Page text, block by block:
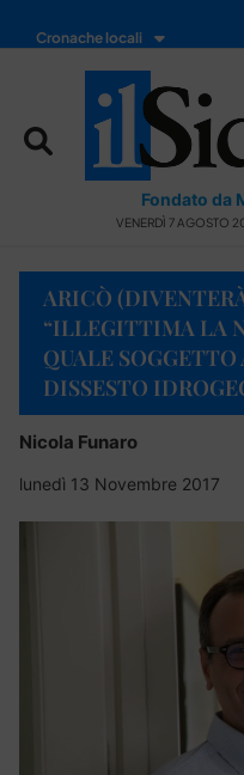
Cronache locali
Fondato da
VENERDÌ 7 AGOSTO
ARICÒ
“ILLEGITTIMA LA
QUALE
DISSESTO
Nicola Funaro
lunedì 13 Novembre 2017